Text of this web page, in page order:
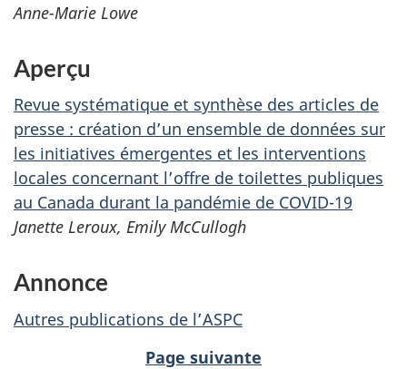
Anne-Marie Lowe
Aperçu
Revue systématique et synthèse des articles de
presse : création d’un ensemble de données sur
les initiatives émergentes et les interventions
locales concernant l’offre de toilettes publiques
au Canada durant la pandémie de COVID-19
Janette Leroux, Emily McCullogh
Annonce
Autres publications de l’ASPC
Page suivante